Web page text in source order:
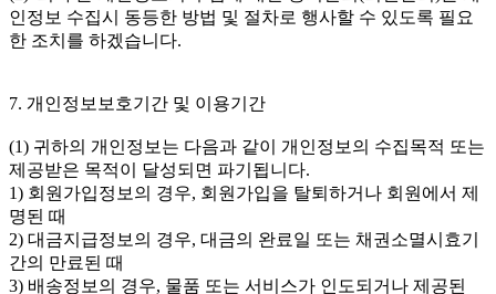
인정보 수집시 동등한 방법 및 절차로 행사할 수 있도록 필요
한 조치를 하겠습니다.
7. 개인정보보호기간 및 이용기간
(1) 귀하의 개인정보는 다음과 같이 개인정보의 수집목적 또는
제공받은 목적이 달성되면 파기됩니다.
1) 회원가입정보의 경우, 회원가입을 탈퇴하거나 회원에서 제
명된 때
2) 대금지급정보의 경우, 대금의 완료일 또는 채권소멸시효기
간의 만료된 때
3) 배송정보의 경우, 물품 또는 서비스가 인도되거나 제공된